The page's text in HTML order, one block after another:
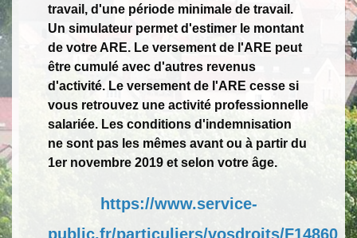
travail, d'une période minimale de travail.
Un simulateur permet d'estimer le montant
de votre ARE. Le versement de l'ARE peut
être cumulé avec d'autres revenus
d'activité. Le versement de l'ARE cesse si
vous retrouvez une activité professionnelle
salariée. Les conditions d'indemnisation
ne sont pas les mêmes avant ou à partir du
1er novembre 2019 et selon votre âge.
https://www.service-
public.fr/particuliers/vosdroits/F14860